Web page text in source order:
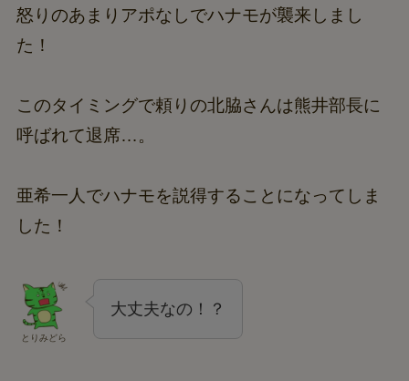
怒りのあまりアポなしでハナモが襲来しまし
た！
このタイミングで頼りの北脇さんは熊井部長に
呼ばれて退席…。
亜希一人でハナモを説得することになってしま
した！
とりみどら
大丈夫なの！？